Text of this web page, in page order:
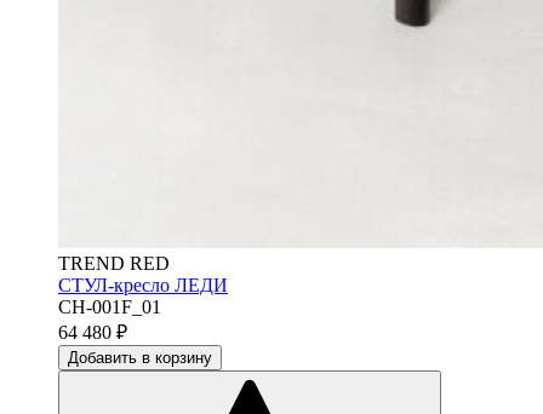
TREND RED
СТУЛ-кресло ЛЕДИ
CH-001F_01
64 480 ₽
Добавить в корзину